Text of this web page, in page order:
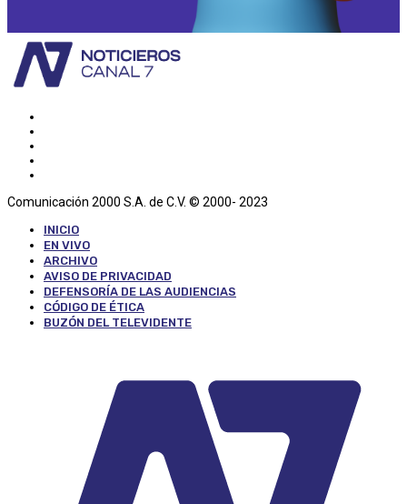
Comunicación 2000 S.A. de C.V. © 2000- 2023
INICIO
EN VIVO
ARCHIVO
AVISO DE PRIVACIDAD
DEFENSORÍA DE LAS AUDIENCIAS
CÓDIGO DE ÉTICA
BUZÓN DEL TELEVIDENTE